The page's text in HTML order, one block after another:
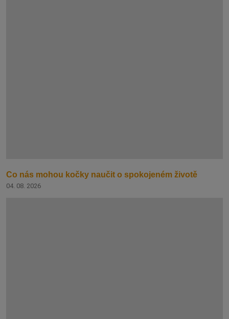
Co nás mohou kočky naučit o spokojeném životě
04. 08. 2026